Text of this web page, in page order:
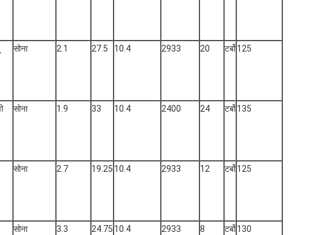
सोना 2.1 27.5 10.4 2933 20 टर्बो125
सोना 1.9 33 10.4 2400 24 टर्बो135
सोना 2.7 19.25 10.4 2933 12 टर्बो125
सोना 3.3 24.75 10.4 2933 8 टर्बो130